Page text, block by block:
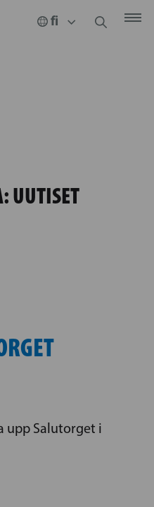
UUTISET
upp Salutorget i